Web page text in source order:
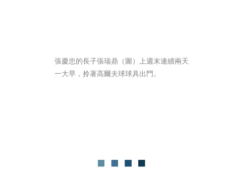
張慶忠的長子張瑞鼎（圖）上週末連續兩天
一大早，拎著高爾夫球球具出門。